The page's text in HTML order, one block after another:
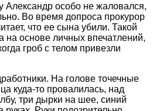
Александр особо не жаловался,
Во время допроса прокурор
что ее сына убили. Такой
основе личных впечатлений,
гроб с телом привезли
На голове точечные
куда-то провалилась, над
три дырки на шее, синий